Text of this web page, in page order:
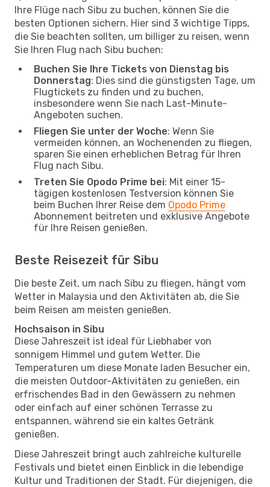
Ihre Flüge nach Sibu zu buchen, können Sie die
besten Optionen sichern. Hier sind 3 wichtige Tipps,
die Sie beachten sollten, um billiger zu reisen, wenn
Sie Ihren Flug nach Sibu buchen:
Buchen Sie Ihre Tickets von Dienstag bis
Donnerstag: Dies sind die günstigsten Tage, um
Flugtickets zu finden und zu buchen,
insbesondere wenn Sie nach Last-Minute-
Angeboten suchen.
Fliegen Sie unter der Woche: Wenn Sie
vermeiden können, an Wochenenden zu fliegen,
sparen Sie einen erheblichen Betrag für Ihren
Flug nach Sibu.
Treten Sie Opodo Prime bei: Mit einer 15-
tägigen kostenlosen Testversion können Sie
beim Buchen Ihrer Reise dem Opodo Prime
Abonnement beitreten und exklusive Angebote
für Ihre Reisen genießen.
Beste Reisezeit für Sibu
Die beste Zeit, um nach Sibu zu fliegen, hängt vom
Wetter in Malaysia und den Aktivitäten ab, die Sie
beim Reisen am meisten genießen.
Hochsaison in Sibu
Diese Jahreszeit ist ideal für Liebhaber von
sonnigem Himmel und gutem Wetter. Die
Temperaturen um diese Monate laden Besucher ein,
die meisten Outdoor-Aktivitäten zu genießen, ein
erfrischendes Bad in den Gewässern zu nehmen
oder einfach auf einer schönen Terrasse zu
entspannen, während sie ein kaltes Getränk
genießen.
Diese Jahreszeit bringt auch zahlreiche kulturelle
Festivals und bietet einen Einblick in die lebendige
Kultur und Traditionen der Stadt. Für diejenigen, die